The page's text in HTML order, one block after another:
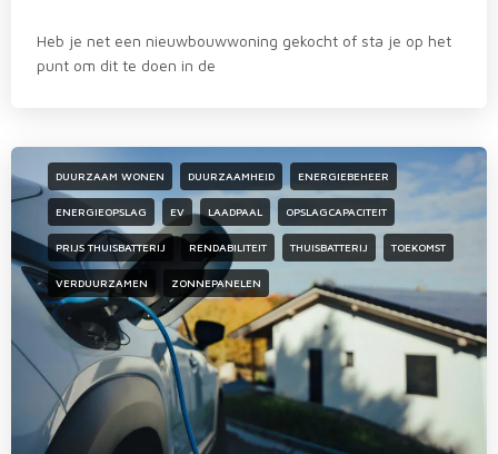
Heb je net een nieuwbouwwoning gekocht of sta je op het
punt om dit te doen in de
DUURZAAM WONEN DUURZAAMHEID ENERGIEBEHEER
ENERGIEOPSLAG EV LAADPAAL OPSLAGCAPACITEIT
PRIJS THUISBATTERIJ RENDABILITEIT THUISBATTERIJ TOEKOMST
VERDUURZAMEN ZONNEPANELEN